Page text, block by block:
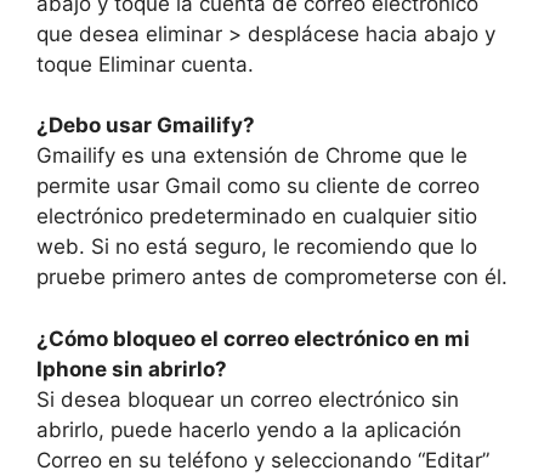
que desea eliminar > desplácese hacia abajo y
toque Eliminar cuenta.
¿Debo usar Gmailify?
Gmailify es una extensión de Chrome que le
permite usar Gmail como su cliente de correo
electrónico predeterminado en cualquier sitio
web. Si no está seguro, le recomiendo que lo
pruebe primero antes de comprometerse con él.
¿Cómo bloqueo el correo electrónico en mi
Iphone sin abrirlo?
Si desea bloquear un correo electrónico sin
abrirlo, puede hacerlo yendo a la aplicación
Correo en su teléfono y seleccionando “Editar”